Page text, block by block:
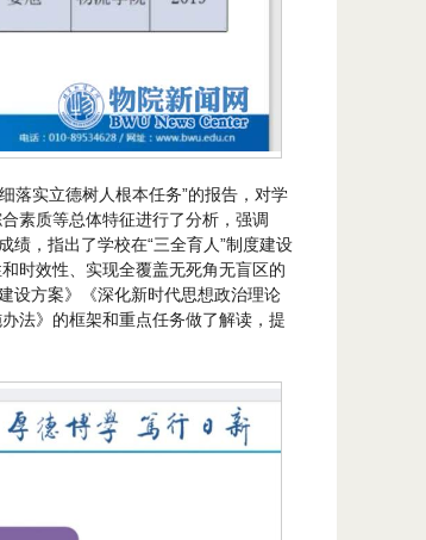
落实立德树人根本任务”的报告，对学
素质等总体特征进行了分析，强调
绩，指出了学校在“三全育人”制度建设
时效性、实现全覆盖无死角无盲区的
设方案》《深化新时代思想政治理论
法》的框架和重点任务做了解读，提